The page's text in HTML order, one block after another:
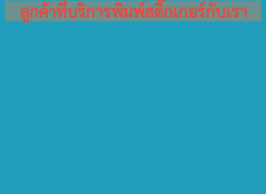
ลูกค้าที่บริการพิมพ์สติ๊กเกอร์กับเรา